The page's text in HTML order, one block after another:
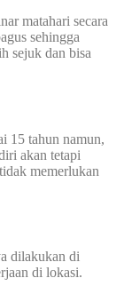
matahari secara
sehingga
sejuk dan bisa
15 tahun namun,
akan tetapi
memerlukan
dilakukan di
di lokasi.